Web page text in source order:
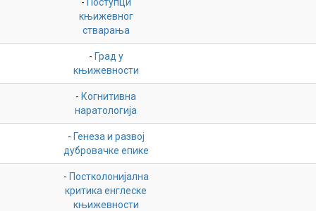
књижевног
стварања
- Град у
књижевности
- Когнитивна
наратологија
- Генеза и развој
дубровачке епике
- Постколонијална
критика енглеске
књижевности